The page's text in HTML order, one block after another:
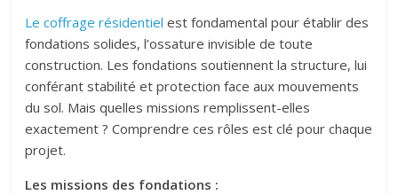
Le coffrage résidentiel est fondamental pour établir des
fondations solides, l’ossature invisible de toute
construction. Les fondations soutiennent la structure, lui
conférant stabilité et protection face aux mouvements
du sol. Mais quelles missions remplissent-elles
exactement ? Comprendre ces rôles est clé pour chaque
projet.
Les missions des fondations :